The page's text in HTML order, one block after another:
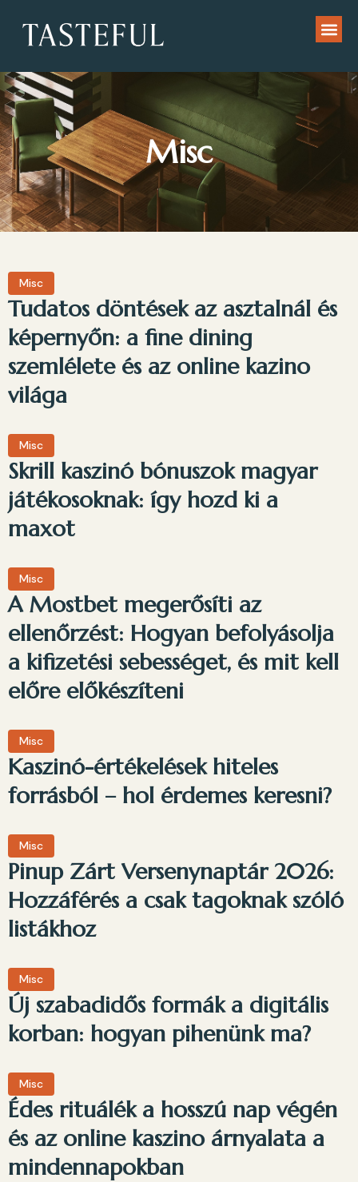
Misc
Misc
Tudatos döntések az asztalnál és
képernyőn: a fine dining
szemlélete és az online kazino
világa
Misc
Skrill kaszinó bónuszok magyar
játékosoknak: így hozd ki a
maxot
Misc
A Mostbet megerősíti az
ellenőrzést: Hogyan befolyásolja
a kifizetési sebességet, és mit kell
előre előkészíteni
Misc
Kaszinó-értékelések hiteles
forrásból – hol érdemes keresni?
Misc
Pinup Zárt Versenynaptár 2026:
Hozzáférés a csak tagoknak szóló
listákhoz
Misc
Új szabadidős formák a digitális
korban: hogyan pihenünk ma?
Misc
Édes rituálék a hosszú nap végén
és az online kaszino árnyalata a
mindennapokban